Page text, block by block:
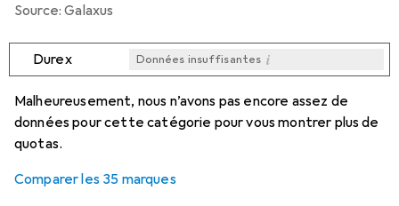
Source: Galaxus
Durex Données insuffisantes i
Malheureusement, nous n’avons pas encore assez de
données pour cette catégorie pour vous montrer plus de
quotas.
Comparer les 35 marques